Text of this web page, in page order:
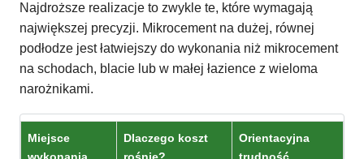
Najdroższe realizacje to zwykle te, które wymagają
największej precyzji. Mikrocement na dużej, równej
podłodze jest łatwiejszy do wykonania niż mikrocement
na schodach, blacie lub w małej łazience z wieloma
narożnikami.
Miejsce
Dlaczego koszt
Orientacyjna